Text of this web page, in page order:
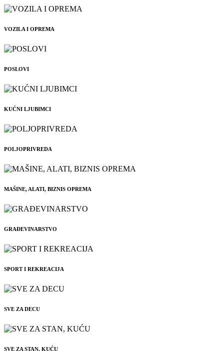
VOZILA I OPREMA
POSLOVI
KUĆNI LJUBIMCI
POLJOPRIVREDA
MAŠINE, ALATI, BIZNIS OPREMA
GRAĐEVINARSTVO
SPORT I REKREACIJA
SVE ZA DECU
SVE ZA STAN, KUĆU